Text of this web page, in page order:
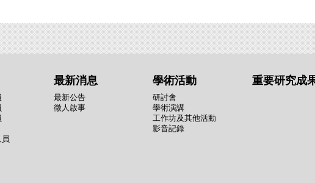
最新消息
最新公告
徵人啟事
學術活動
研討會
學術演講
工作坊及其他活動
影音記錄
重要研究成